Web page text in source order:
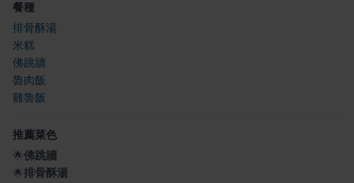
餐種
排骨酥湯
米糕
佛跳牆
魯肉飯
雞魯飯
推薦菜色
🌟佛跳牆
🌟排骨酥湯